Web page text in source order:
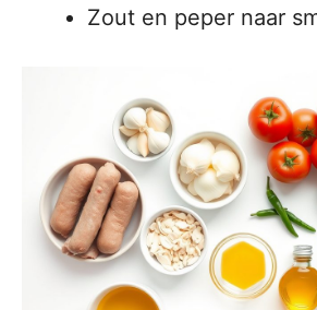
Zout en peper naar